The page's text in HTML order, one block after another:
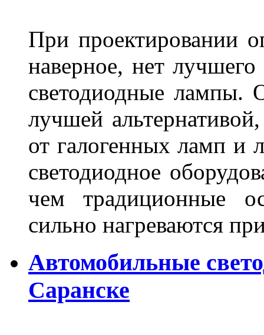
При проектировании
наверное, нет
светодиодные лампы.
лучшей
от галогенных ламп и
светодиодное
чем традиционные
сильно нагреваются
Автомобильные
Саранске